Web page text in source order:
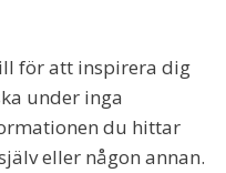
för att inspirera dig
under inga
du hittar
eller någon annan.